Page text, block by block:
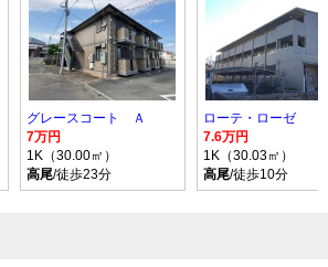
グレースコート Ａ
7万円
1K（30.00㎡）
高尾/徒歩23分
ローテ・ローゼ
7.6万円
1K（30.03㎡）
高尾/徒歩10分